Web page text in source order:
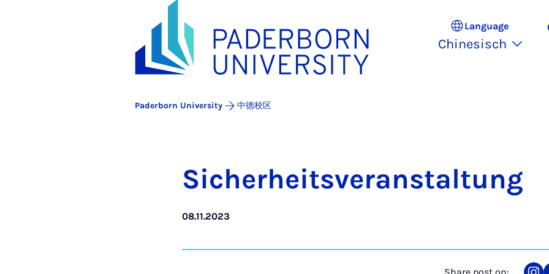
Language
Chinesisch
Paderborn University 中德校区
Sicherheitsveranstaltung
08.11.2023